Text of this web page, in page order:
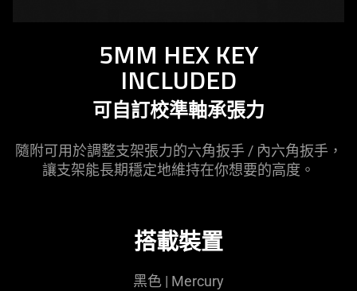
5MM HEX KEY
INCLUDED
可自訂校準軸承張力
隨附可用於調整支架張力的六角扳手 / 內六角扳手，
讓支架能長期穩定地維持在你想要的高度 。
搭載裝置
黑色 | Mercury